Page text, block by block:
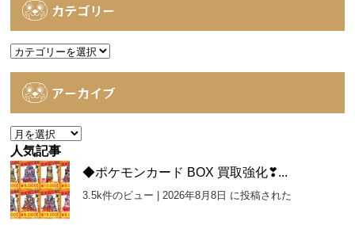
カテゴリー
カ
アーカイブ
ア
ー
カ
イ
ブ
人気記事
◆ポケモンカード BOX 買取強化❣...
3.5k件のビュー |2026年8月8日 に投稿された